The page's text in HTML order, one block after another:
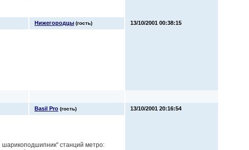
Нижегородцы (гость) 13/10/2001 00:38:15
Basil Pro (гость) 13/10/2001 20:16:54
шарикоподшипник" станций метро: